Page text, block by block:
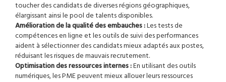
toucher des candidats de diverses régions géographiques,
élargissant ainsi le pool de talents disponibles.
Amélioration de la qualité des embauches :Les tests de
compétences en ligne et les outils de suivi des performances
aident à sélectionner des candidats mieux adaptés aux postes,
réduisant les risques de mauvais recrutement.
Optimisation des ressources internes :En utilisant des outils
numériques, les PME peuvent mieux allouer leurs ressources